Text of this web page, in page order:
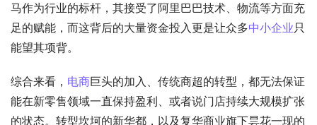
马作为行业的标杆，其接受了阿里巴巴技术、物流等方面充
足的赋能，而这背后的大量资金投入更是让众多中小企业只
能望其项背。
综合来看， 电商巨头的加入、传统商超的转型，都无法保证
能在新零售领域一直保持盈利、或者说门店持续大规模扩张
的状态。转型坎坷的新华都，以及复华商业旗下昙花一现的